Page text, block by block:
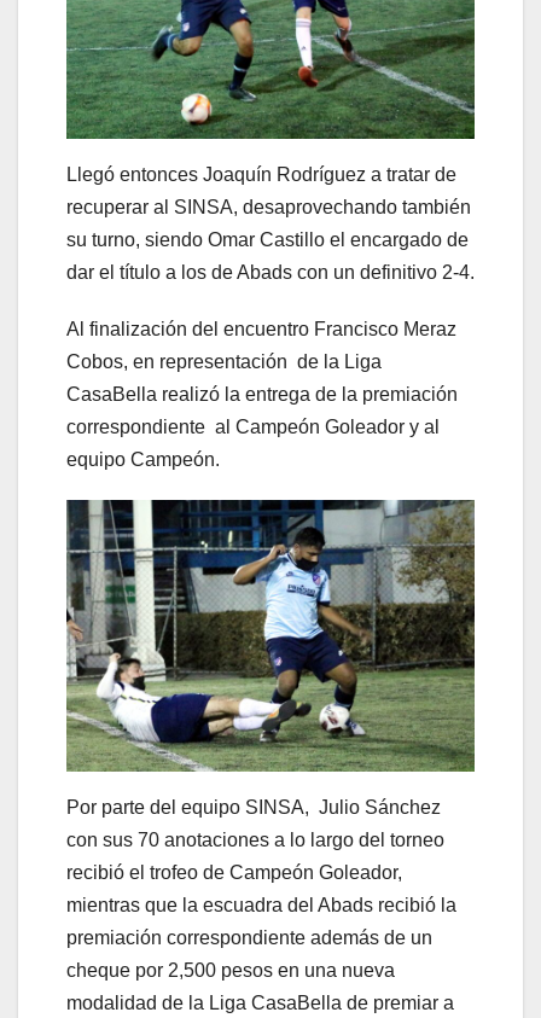
Llegó entonces Joaquín Rodríguez a tratar de
recuperar al SINSA, desaprovechando también
su turno, siendo Omar Castillo el encargado de
dar el título a los de Abads con un definitivo 2-4.
Al finalización del encuentro Francisco Meraz
Cobos, en representación de la Liga
CasaBella realizó la entrega de la premiación
correspondiente al Campeón Goleador y al
equipo Campeón.
Por parte del equipo SINSA, Julio Sánchez
con sus 70 anotaciones a lo largo del torneo
recibió el trofeo de Campeón Goleador,
mientras que la escuadra del Abads recibió la
premiación correspondiente además de un
cheque por 2,500 pesos en una nueva
modalidad de la Liga CasaBella de premiar a